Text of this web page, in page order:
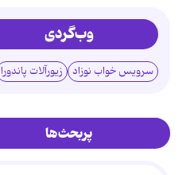
وب‌گردی
سرویس خواب نوزاد زیورآلات پاندورا
پربحث‌ها